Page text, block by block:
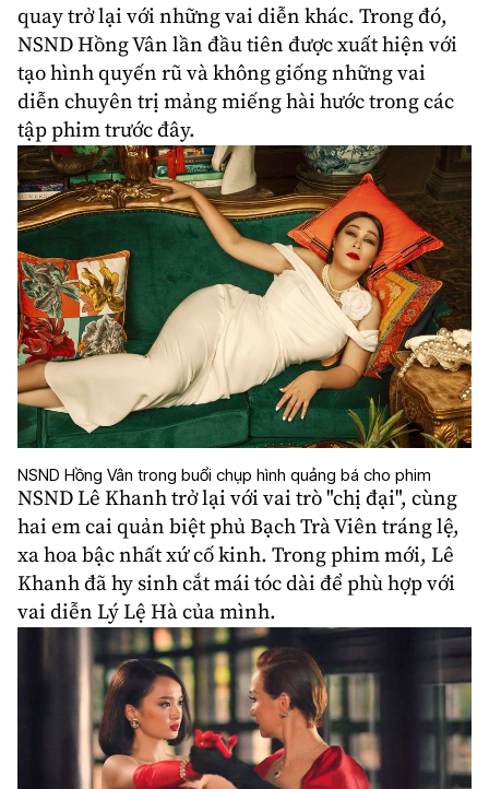
quay trở lại với những vai diễn khác. Trong đó,
NSND Hồng Vân lần đầu tiên được xuất hiện với
tạo hình quyến rũ và không giống những vai
diễn chuyên trị mảng miếng hài hước trong các
tập phim trước đây.
NSND Hồng Vân trong buổi chụp hình quảng bá cho phim
NSND Lê Khanh trở lại với vai trò "chị đại", cùng
hai em cai quản biệt phủ Bạch Trà Viên tráng lệ,
xa hoa bậc nhất xứ cố kinh. Trong phim mới, Lê
Khanh đã hy sinh cắt mái tóc dài để phù hợp với
vai diễn Lý Lệ Hà của mình.